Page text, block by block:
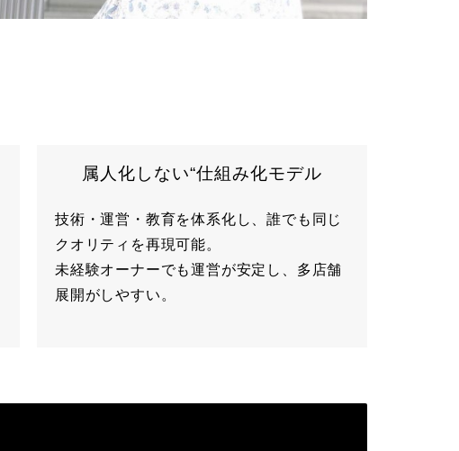
属人化しない“仕組み化モデル
技術・運営・教育を体系化し、誰でも同じ
クオリティを再現可能。
未経験オーナーでも運営が安定し、多店舗
展開がしやすい。